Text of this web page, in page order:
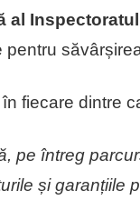
al
pentru
fiecare dintre
pe întreg
și garanțiile